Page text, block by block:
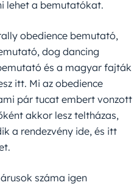
lehet a bemutatókat.
obedience bemutató,
dog dancing
és a magyar fajták
itt. Mi az obedience
pár tucat embert vonzott
akkor lesz teltházas,
a rendezvény ide, és itt
száma igen